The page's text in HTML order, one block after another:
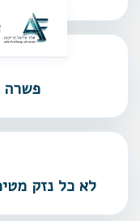
פשרה בסך
לא כל נזק